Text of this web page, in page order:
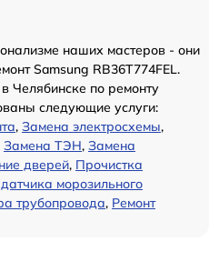
наших мастеров - они
Samsung RB36T774FEL.
Челябинске по ремонту
следующие услуги:
, Замена электросхемы,
Замена ТЭН, Замена
дверей, Прочистка
морозильного
трубопровода, Ремонт